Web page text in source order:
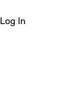
Log In